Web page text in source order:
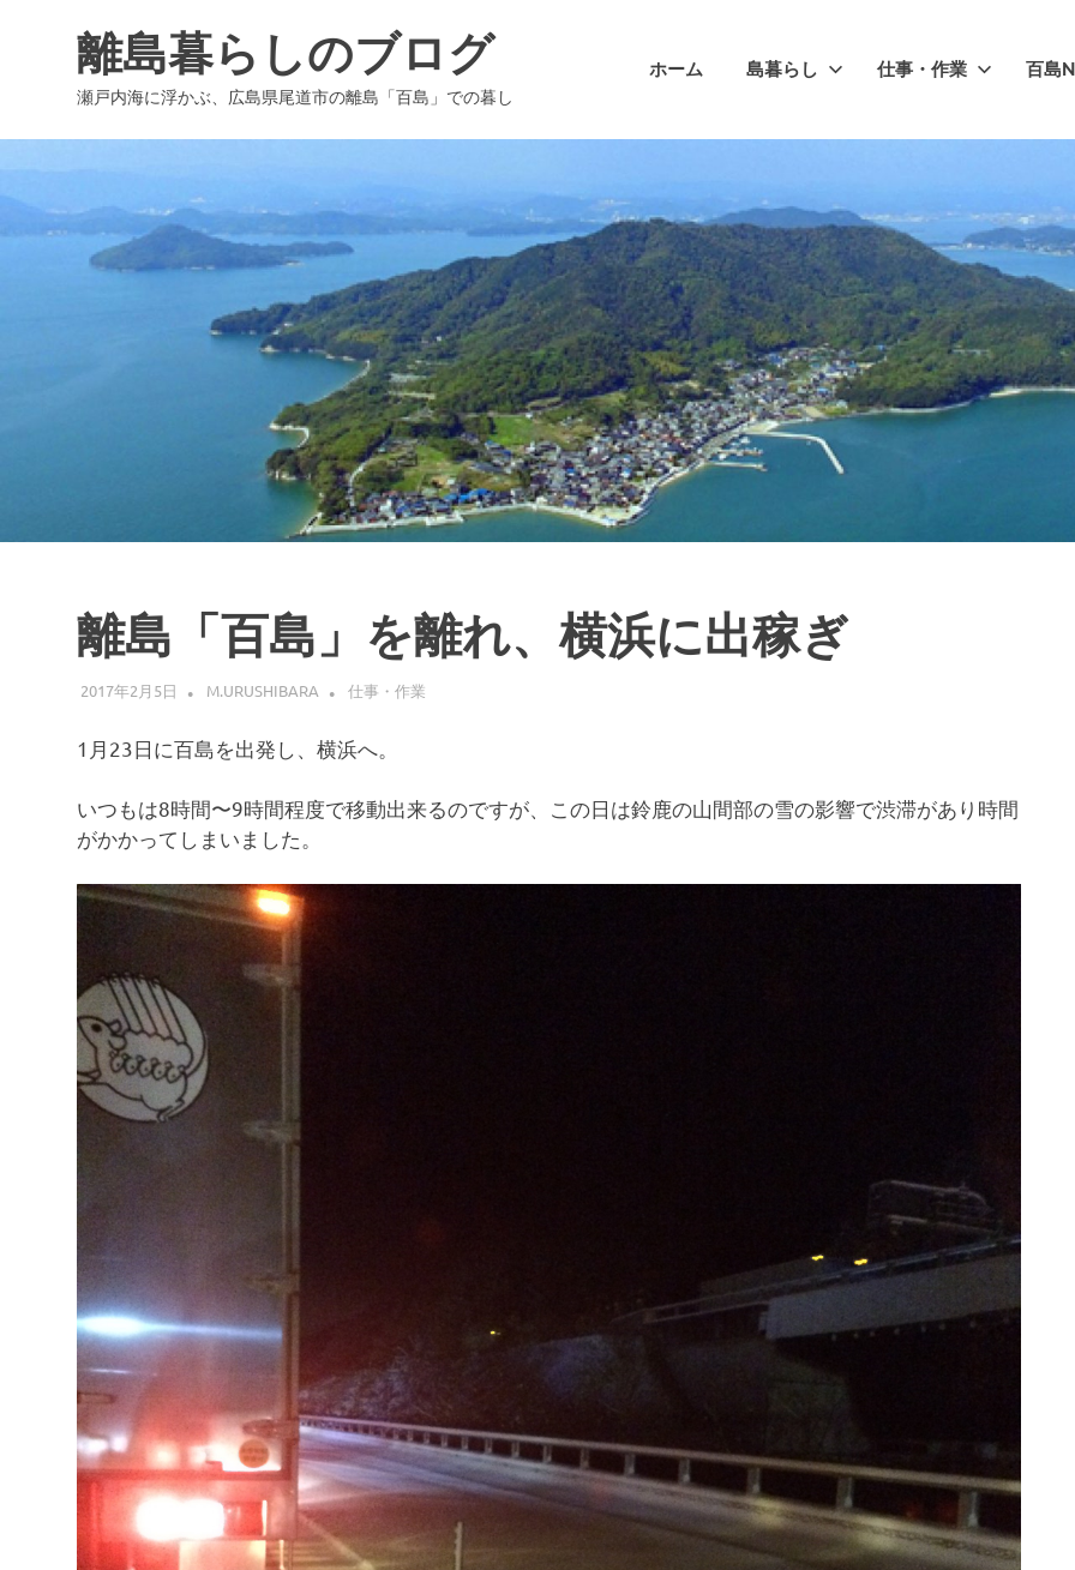
離島暮らしのブログ
瀬戸内海に浮かぶ、広島県尾道市の離島「百島」での暮し
ホーム 島暮らし 仕事・作業 百島
離島「百島」を離れ、横浜に出稼ぎ
2017年2月5日 M.URUSHIBARA 仕事・作業
1月23日に百島を出発し、横浜へ。
いつもは8時間〜9時間程度で移動出来るのですが、この日は鈴鹿の山間部の雪の影響で渋滞があり時間
がかかってしまいました。